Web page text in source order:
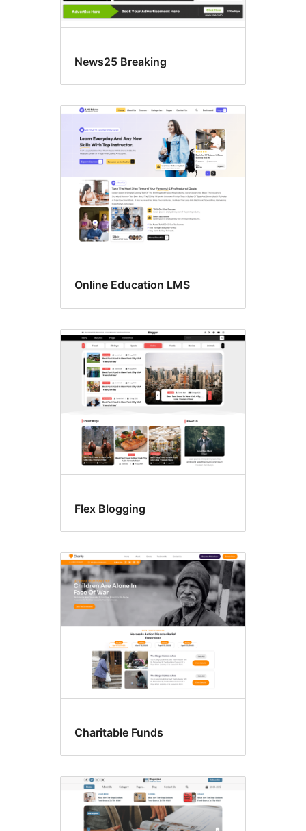
News25 Breaking
Online Education LMS
Flex Blogging
Charitable Funds